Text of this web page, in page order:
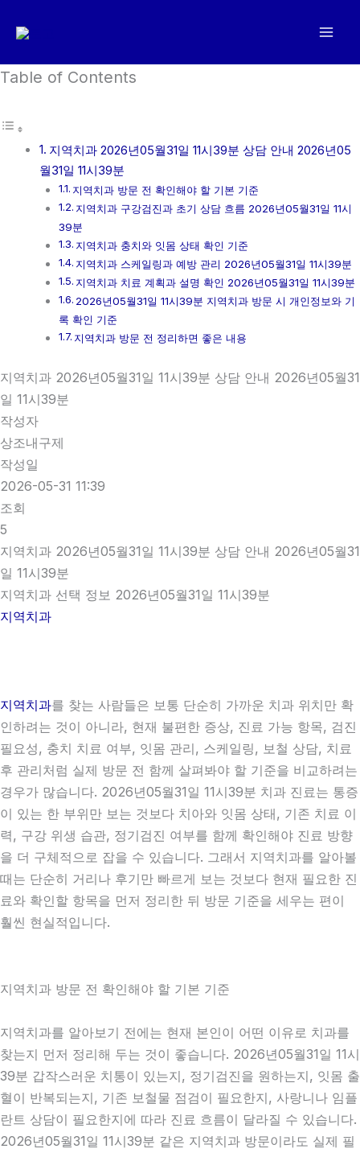
로
너
Table of Contents
지역치과 2026년05월31일 11시39분 상담 안내 2026년05
월31일 11시39분
지역치과 방문 전 확인해야 할 기본 기준
지역치과 구강검진과 초기 상담 흐름 2026년05월31일 11시
39분
지역치과 충치와 잇몸 상태 확인 기준
지역치과 스케일링과 예방 관리 2026년05월31일 11시39분
지역치과 치료 계획과 설명 확인 2026년05월31일 11시39분
2026년05월31일 11시39분 지역치과 방문 시 개인정보와 기
록 확인 기준
지역치과 방문 전 정리하면 좋은 내용
지역치과 2026년05월31일 11시39분 상담 안내 2026년05월31
일 11시39분
작성자
상조내구제
작성일
2026-05-31 11:39
조회
5
지역치과 2026년05월31일 11시39분 상담 안내 2026년05월31
일 11시39분
지역치과 선택 정보 2026년05월31일 11시39분
지역치과
지역치과를 찾는 사람들은 보통 단순히 가까운 치과 위치만 확
인하려는 것이 아니라, 현재 불편한 증상, 진료 가능 항목, 검진
필요성, 충치 치료 여부, 잇몸 관리, 스케일링, 보철 상담, 치료
후 관리처럼 실제 방문 전 함께 살펴봐야 할 기준을 비교하려는
경우가 많습니다. 2026년05월31일 11시39분 치과 진료는 통증
이 있는 한 부위만 보는 것보다 치아와 잇몸 상태, 기존 치료 이
력, 구강 위생 습관, 정기검진 여부를 함께 확인해야 진료 방향
을 더 구체적으로 잡을 수 있습니다. 그래서 지역치과를 알아볼
때는 단순히 거리나 후기만 빠르게 보는 것보다 현재 필요한 진
료와 확인할 항목을 먼저 정리한 뒤 방문 기준을 세우는 편이
훨씬 현실적입니다.
지역치과 방문 전 확인해야 할 기본 기준
지역치과를 알아보기 전에는 현재 본인이 어떤 이유로 치과를
찾는지 먼저 정리해 두는 것이 좋습니다. 2026년05월31일 11시
39분 갑작스러운 치통이 있는지, 정기검진을 원하는지, 잇몸 출
혈이 반복되는지, 기존 보철물 점검이 필요한지, 사랑니나 임플
란트 상담이 필요한지에 따라 진료 흐름이 달라질 수 있습니다.
2026년05월31일 11시39분 같은 지역치과 방문이라도 실제 필